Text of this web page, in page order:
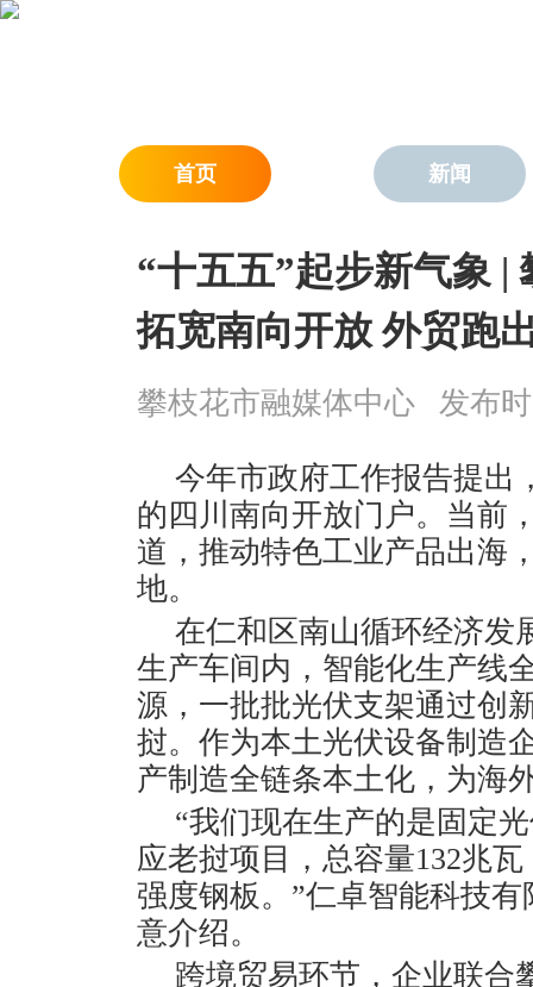
首页 新闻
“十五五”起步新气象 |
拓宽南向开放 外贸跑
攀枝花市融媒体中心 发布
今年市政府工作报告提出
的四川南向开放门户。当前
道，推动特色工业产品出海
地。
在仁和区南山循环经济发
生产车间内，智能化生产线
源，一批批光伏支架通过创
挝。作为本土光伏设备制造
产制造全链条本土化，为海
“我们现在生产的是固定
应老挝项目，总容量132兆
强度钢板。”仁卓智能科技
意介绍。
跨境贸易环节，企业联合